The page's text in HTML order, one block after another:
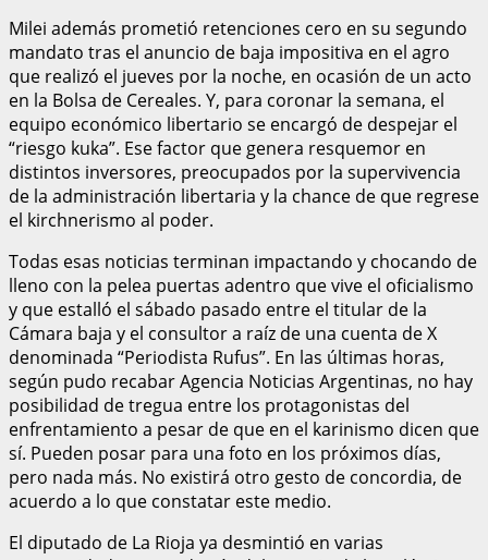
Milei además prometió retenciones cero en su segundo
mandato tras el anuncio de baja impositiva en el agro
que realizó el jueves por la noche, en ocasión de un acto
en la Bolsa de Cereales. Y, para coronar la semana, el
equipo económico libertario se encargó de despejar el
“riesgo kuka”. Ese factor que genera resquemor en
distintos inversores, preocupados por la supervivencia
de la administración libertaria y la chance de que regrese
el kirchnerismo al poder.
Todas esas noticias terminan impactando y chocando de
lleno con la pelea puertas adentro que vive el oficialismo
y que estalló el sábado pasado entre el titular de la
Cámara baja y el consultor a raíz de una cuenta de X
denominada “Periodista Rufus”. En las últimas horas,
según pudo recabar Agencia Noticias Argentinas, no hay
posibilidad de tregua entre los protagonistas del
enfrentamiento a pesar de que en el karinismo dicen que
sí. Pueden posar para una foto en los próximos días,
pero nada más. No existirá otro gesto de concordia, de
acuerdo a lo que constatar este medio.
El diputado de La Rioja ya desmintió en varias